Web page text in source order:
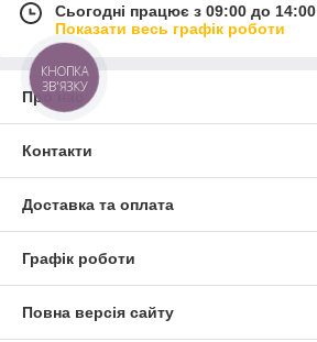
Сьогодні працює з 09:00 до 14:00
Показати весь графік роботи
Про нас
Контакти
Доставка та оплата
Графік роботи
Повна версія сайту
КНОПКА
ЗВ'ЯЗКУ